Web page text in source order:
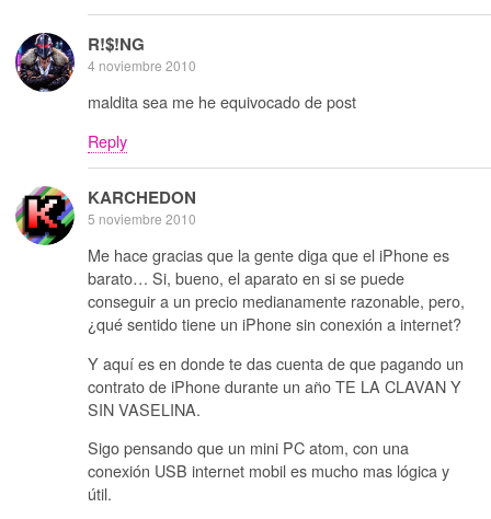
R!$!NG
4 noviembre 2010
maldita sea me he equivocado de post
Reply
KARCHEDON
5 noviembre 2010
Me hace gracias que la gente diga que el iPhone es
barato… Si, bueno, el aparato en si se puede
conseguir a un precio medianamente razonable, pero,
¿qué sentido tiene un iPhone sin conexión a internet?
Y aquí es en donde te das cuenta de que pagando un
contrato de iPhone durante un año TE LA CLAVAN Y
SIN VASELINA.
Sigo pensando que un mini PC atom, con una
conexión USB internet mobil es mucho mas lógica y
útil.